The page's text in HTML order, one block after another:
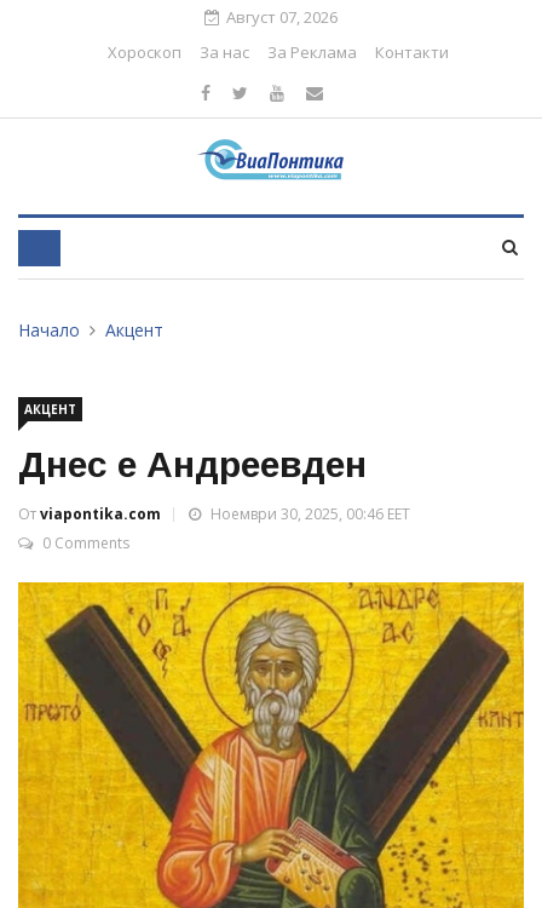
Август 07, 2026
Хороскоп
За нас За Реклама Контакти
Начало Акцент
АКЦЕНТ
Днес е Андреевден
Отviapontika.com
Ноември 30, 2025, 00:46 EET
0 Comments